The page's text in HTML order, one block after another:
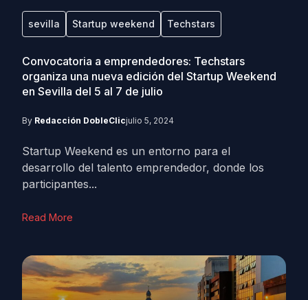
sevilla Startup weekend Techstars
Convocatoria a emprendedores: Techstars
organiza una nueva edición del Startup Weekend
en Sevilla del 5 al 7 de julio
By Redacción DobleClicjulio 5, 2024
Startup Weekend es un entorno para el
desarrollo del talento emprendedor, donde los
participantes...
Read More